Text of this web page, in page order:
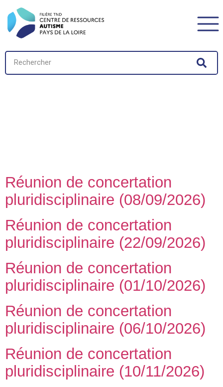
Réunion de concertation
pluridisciplinaire (08/09/2026)
Réunion de concertation
pluridisciplinaire (22/09/2026)
Réunion de concertation
pluridisciplinaire (01/10/2026)
Réunion de concertation
pluridisciplinaire (06/10/2026)
Réunion de concertation
pluridisciplinaire (10/11/2026)